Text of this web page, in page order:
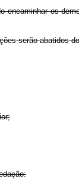
os
serão abatidos